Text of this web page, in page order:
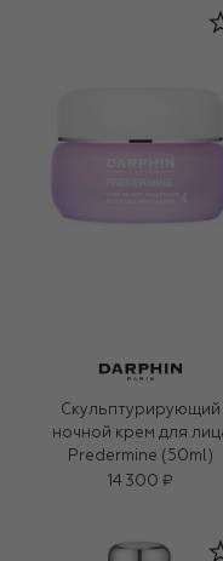
Скульптурирующий
ночной крем для
Predermine (50ml)
14 300 ₽